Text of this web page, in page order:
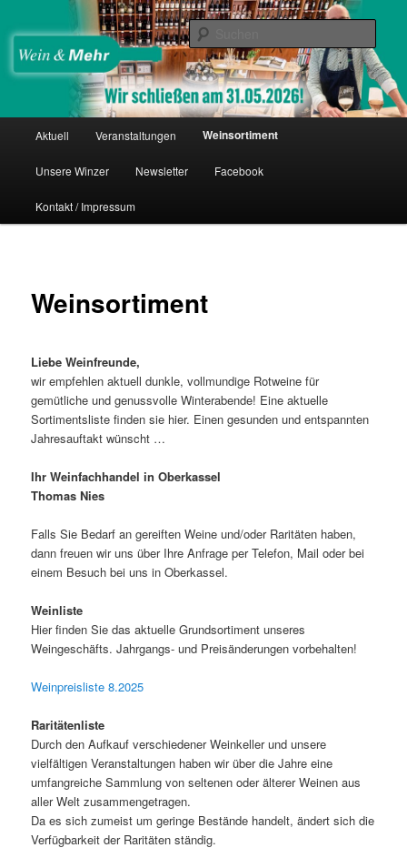
Inhalt
wechseln
Wein & Mehr
Thomas Nies
Aktuell Veranstaltungen Weinsortiment
Unsere Winzer Newsletter Facebook
Kontakt / Impressum
Weinsortiment
Liebe Weinfreunde,
wir empfehlen aktuell dunkle, vollmundige Rotweine für
gemütliche und genussvolle Winterabende! Eine aktuelle
Sortimentsliste finden sie hier. Einen gesunden und entspannten
Jahresauftakt wünscht …
Ihr Weinfachhandel in Oberkassel
Thomas Nies
Falls Sie Bedarf an gereiften Weine und/oder Raritäten haben,
dann freuen wir uns über Ihre Anfrage per Telefon, Mail oder bei
einem Besuch bei uns in Oberkassel.
Weinliste
Hier finden Sie das aktuelle Grundsortiment unseres
Weingeschäfts. Jahrgangs- und Preisänderungen vorbehalten!
Weinpreisliste 8.2025
Raritätenliste
Durch den Aufkauf verschiedener Weinkeller und unsere
vielfältigen Veranstaltungen haben wir über die Jahre eine
umfangreiche Sammlung von seltenen oder älterer Weinen aus
aller Welt zusammengetragen.
Da es sich zumeist um geringe Bestände handelt, ändert sich die
Verfügbarkeit der Raritäten ständig.